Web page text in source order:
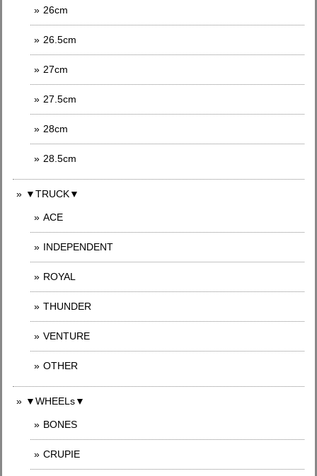
26cm
26.5cm
27cm
27.5cm
28cm
28.5cm
▼TRUCK▼
ACE
INDEPENDENT
ROYAL
THUNDER
VENTURE
OTHER
▼WHEELs▼
BONES
CRUPIE